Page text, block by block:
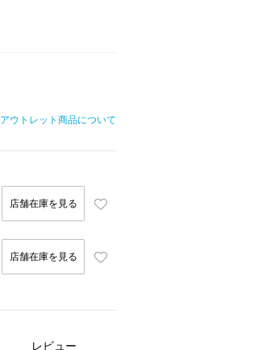
アウトレット商品について
店舗在庫を見る
店舗在庫を見る
レビュー